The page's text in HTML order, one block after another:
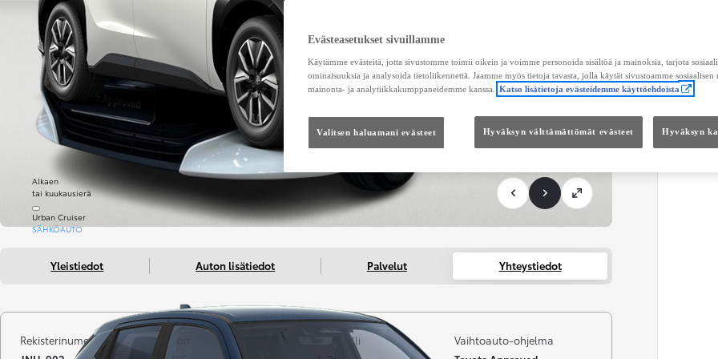
Alkaen
tai kuukausierä
Urban Cruiser
SÄHKÖAUTO
Yleistiedot Auton lisätiedot Palvelut Yhteystiedot
Rekisterinumero
Kilometrit
Vuosimalli
Vaihtoauto-ohjelma
Evästeasetukset sivuillamme
Käytämme evästeitä, jotta sivustomme toimii oikein ja voimme personoida sisältöä ja mainoksia, tarjota
ominaisuuksia ja analysoida tietoliikennettä. Jaamme myös tietoja tavasta, jolla käytät sivustoamme sosiaalisen
mainonta- ja analytiikkakumppaneidemme kanssa.
Katso lisätietoja evästeidemme käyttöehdoista
Valitsen haluamani evästeet Hyväksyn välttämättömät evästeet Hyväksyn